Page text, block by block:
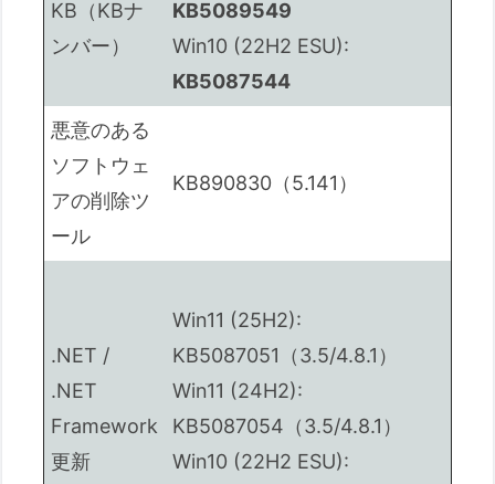
KB（KBナ
ンバー）
KB5089549
Win10 (22H2 ESU):
KB5087544
悪意のある
ソフトウェ
アの削除ツ
ール
KB890830（5.141）
.NET /
.NET
Framework
更新
Win11 (25H2):
KB5087051（3.5/4.8.1）
Win11 (24H2):
KB5087054（3.5/4.8.1）
Win10 (22H2 ESU):